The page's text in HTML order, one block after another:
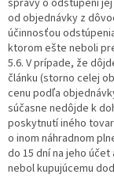
správy o odstúpení
od objednávky z
účinnosťou
ktorom ešte neboli
5.6. V prípade, že
článku (storno celej
cenu podľa
súčasne nedôjde k
poskytnutí iného
o inom náhradnom
do 15 dní na jeho
nebol kupujúcemu